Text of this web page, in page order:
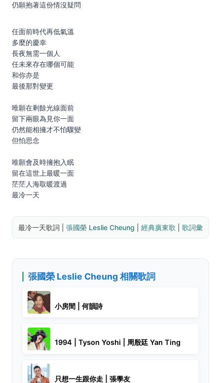
仍願抱著這份情沒疑問
任面前時代再低氣溫
多麼的慶幸
長夜無需一個人
任未來存在哪個可能
和你亦是
最後那對變更
唯願在剩餘光線面前
留下兩眼為見你一面
仍然能相擁才不怕驟變
但怕思念
唯願會及時擁抱入眠
留在這世上最暖一面
茫茫人海取暖渡過
最冷一天
最冷一天歌詞 | 張國榮 Leslie Cheung 經典廣東歌 歌詞彙
張國榮 Leslie Cheung 相關歌詞
小房間 | 何韻詩
1994 | Tyson Yoshi | 周殷廷 Yan Ting
只想一生跟你走 | 張學友